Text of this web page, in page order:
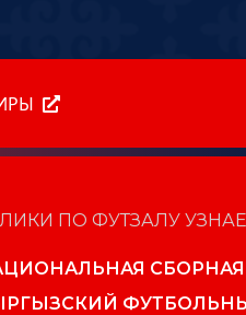
ПО ФУТЗАЛУ
СБОРНАЯ